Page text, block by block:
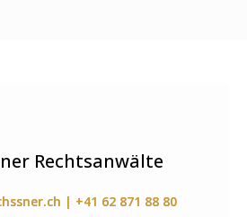
Rechtsanwälte
| +41 62 871 88 80